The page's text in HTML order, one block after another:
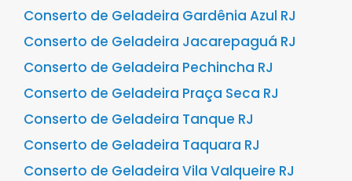
Conserto de Geladeira Gardênia Azul RJ
Conserto de Geladeira Jacarepaguá RJ
Conserto de Geladeira Pechincha RJ
Conserto de Geladeira Praça Seca RJ
Conserto de Geladeira Tanque RJ
Conserto de Geladeira Taquara RJ
Conserto de Geladeira Vila Valqueire RJ